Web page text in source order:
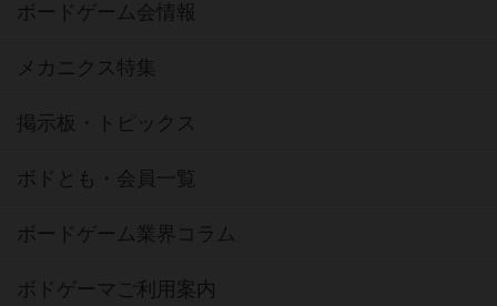
ボードゲーム会情報
メカニクス特集
掲示板・トピックス
ボドとも・会員一覧
ボードゲーム業界コラム
ボドゲーマご利用案内